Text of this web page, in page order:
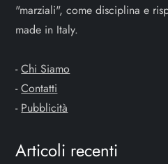
"marziali", come disciplina e
made in Italy.
-Chi Siamo
-Contatti
- Pubblicità
Articoli recenti